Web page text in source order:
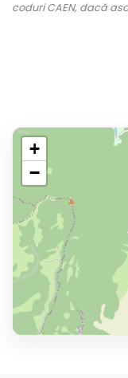
coduri CAEN, dacă
+
−